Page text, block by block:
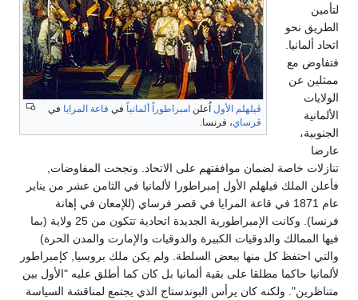
ڤيلهلم الأول اُعلن امبراطوراً ألمانياً في قاعة المرايا في
ڤرساي، فرنسا.
لتأمين
الطريق نحو
اتحاد ألمانيا.
فتفاوض مع
ممثلين عن
الولايات
الألمانية
الجنوبية،
عارضا
تنازلات خاصة لضمان موافقتهم على الاتحاد. ونجحت المفاوضات,
فأعلن الملك فيلهلم الأول إمبراطورا لألمانيا في الثامن عشر من يناير
عام 1871 في قاعة المرايا في قصر فرساي (للإمعان في إهانة
فرنسا). وكانت الإمبراطورية الجديدة اتحادية تتكون من 25 ولاية (بما
فيها الممالك والدوقيات الكبيرة والدوقيات والإمارت والمدن الحرة)
والتي احتفظ كل منها ببعض السلطة. ولم يكن ملك بروسيا, كإمبراطور
لألمانيا حاكما مطلقا على بقية ألمانيا بل كان كما أطلق عليه "الأول بين
متناظرين". ولكنه كان يرأس البوندستاج الذي يجتمع لمناقشة السياسة